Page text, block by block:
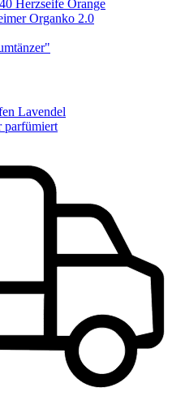
Herzseife Orange
Organko 2.0
Lavendel
parfümiert